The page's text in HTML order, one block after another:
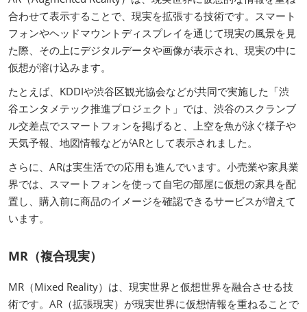
合わせて表示することで、現実を拡張する技術です。スマート
フォンやヘッドマウントディスプレイを通じて現実の風景を見
た際、その上にデジタルデータや画像が表示され、現実の中に
仮想が溶け込みます。
たとえば、KDDIや渋谷区観光協会などが共同で実施した「渋
谷エンタメテック推進プロジェクト」では、渋谷のスクランブ
ル交差点でスマートフォンを掲げると、上空を魚が泳ぐ様子や
天気予報、地図情報などがARとして表示されました。
さらに、ARは実生活での応用も進んでいます。小売業や家具業
界では、スマートフォンを使って自宅の部屋に仮想の家具を配
置し、購入前に商品のイメージを確認できるサービスが増えて
います。
MR（複合現実）
MR（Mixed Reality）は、現実世界と仮想世界を融合させる技
術です。AR（拡張現実）が現実世界に仮想情報を重ねることで